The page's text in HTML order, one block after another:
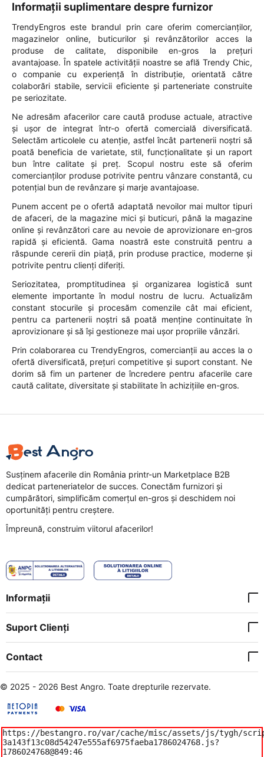
Informații suplimentare despre furnizor
TrendyEngros este brandul prin care oferim comercianților,
magazinelor online, buticurilor și revânzătorilor acces la
produse de calitate, disponibile en-gros la prețuri
avantajoase. În spatele activității noastre se află Trendy Chic,
o companie cu experiență în distribuție, orientată către
colaborări stabile, servicii eficiente și parteneriate construite
pe seriozitate.
Ne adresăm afacerilor care caută produse actuale, atractive
și ușor de integrat într-o ofertă comercială diversificată.
Selectăm articolele cu atenție, astfel încât partenerii noștri să
poată beneficia de varietate, stil, funcționalitate și un raport
bun între calitate și preț. Scopul nostru este să oferim
comercianților produse potrivite pentru vânzare constantă, cu
potențial bun de revânzare și marje avantajoase.
Punem accent pe o ofertă adaptată nevoilor mai multor tipuri
de afaceri, de la magazine mici și buticuri, până la magazine
online și revânzători care au nevoie de aprovizionare en-gros
rapidă și eficientă. Gama noastră este construită pentru a
răspunde cererii din piață, prin produse practice, moderne și
potrivite pentru clienți diferiți.
Seriozitatea, promptitudinea și organizarea logistică sunt
elemente importante în modul nostru de lucru. Actualizăm
constant stocurile și procesăm comenzile cât mai eficient,
pentru ca partenerii noștri să poată menține continuitate în
aprovizionare și să își gestioneze mai ușor propriile vânzări.
Prin colaborarea cu TrendyEngros, comercianții au acces la o
ofertă diversificată, prețuri competitive și suport constant. Ne
dorim să fim un partener de încredere pentru afacerile care
caută calitate, diversitate și stabilitate în achizițiile en-gros.
Susținem afacerile din România printr-un Marketplace B2B
dedicat parteneriatelor de succes. Conectăm furnizori și
cumpărători, simplificăm comerțul en-gros și deschidem noi
oportunități pentru creștere.
Împreună, construim viitorul afacerilor!
Informații
Suport Clienți
Contact
© 2025 - 2026 Best Angro. Toate drepturile rezervate.
https://bestangro.ro/var/cache/misc/assets/js/tygh/
3a143f13c08d54247e555af6975faeba1786024768.js?
1786024768@849:46